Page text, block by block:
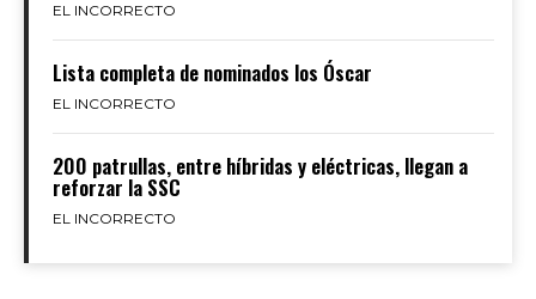
EL INCORRECTO
Lista completa de nominados los Óscar
EL INCORRECTO
200 patrullas, entre híbridas y eléctricas, llegan a
reforzar la SSC
EL INCORRECTO